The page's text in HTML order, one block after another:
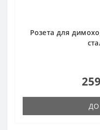
Розета для